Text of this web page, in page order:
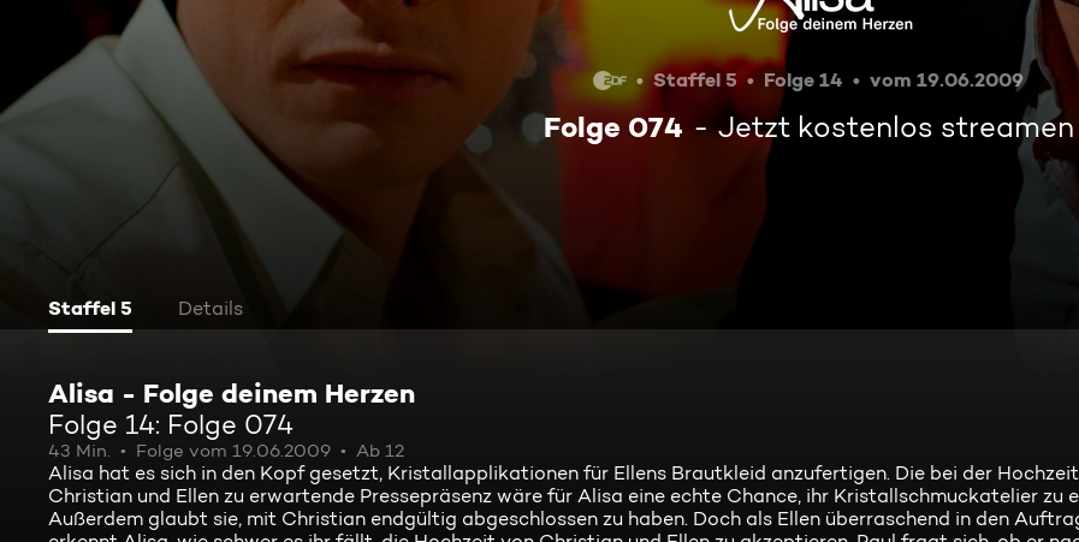
Staffel 5 Folge 14 vom 19.06.2009
Folge 074 Jetzt kostenlos streamen
Staffel 5 Details
Alisa - Folge deinem Herzen
Folge 14: Folge 074
43 Min. Folge vom 19.06.2009 Ab 12
Alisa hat es sich in den Kopf gesetzt, Kristallapplikationen für Ellens Brautkleid anzufertigen. Die bei der
Christian und Ellen zu erwartende Pressepräsenz wäre für Alisa eine echte Chance, ihr Kristallschmuckatelier zu
Außerdem glaubt sie, mit Christian endgültig abgeschlossen zu haben. Doch als Ellen überraschend in den